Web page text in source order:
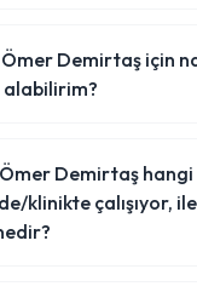
Demirtaş için
alabilirim?
Demirtaş hangi
klinikte çalışıyor,